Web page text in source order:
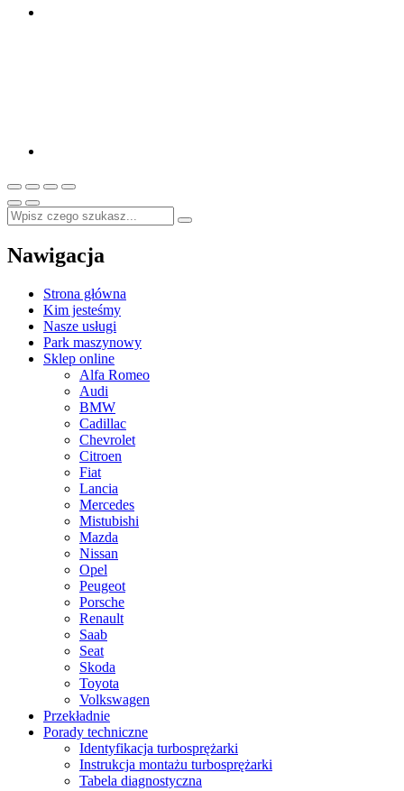
Nawigacja
Strona główna
Kim jesteśmy
Nasze usługi
Park maszynowy
Sklep online
Alfa Romeo
Audi
BMW
Cadillac
Chevrolet
Citroen
Fiat
Lancia
Mercedes
Mistubishi
Mazda
Nissan
Opel
Peugeot
Porsche
Renault
Saab
Seat
Skoda
Toyota
Volkswagen
Przekładnie
Porady techniczne
Identyfikacja turbosprężarki
Instrukcja montażu turbosprężarki
Tabela diagnostyczna